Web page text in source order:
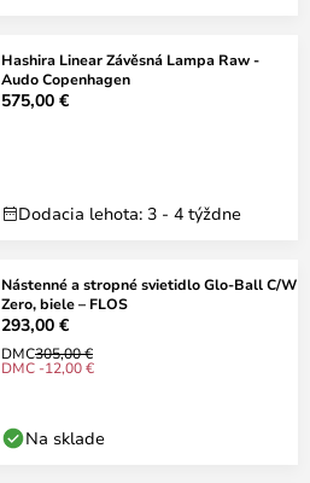
Hashira Linear Závěsná Lampa Raw -
Audo Copenhagen
575,00 €
Dodacia lehota: 3 - 4 týždne
Nástenné a stropné svietidlo Glo-Ball C/W
Zero, biele – FLOS
293,00 €
DMC305,00 €
DMC -12,00 €
Na sklade